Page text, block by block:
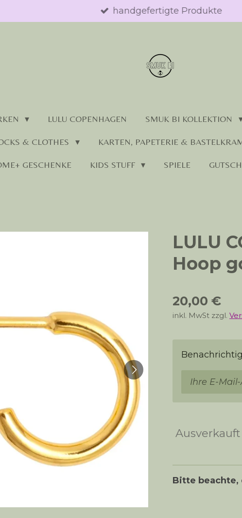
handgefertigte Produkte
LULU COPENHAGEN SMUK BI KOLLEKTION
& CLOTHES KARTEN, PAPETERIE &
GESCHENKE KIDS STUFF SPIELE
LULU
Hoop
20,00 €
inkl. MwSt zzgl.
Ausverkauft
Bitte beachte,